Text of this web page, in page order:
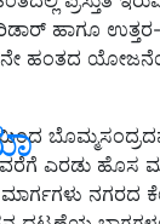
ಹಾಗೂ
ಹಂತದ
ಎರಡು ಹೊಸ
ನಗರದ